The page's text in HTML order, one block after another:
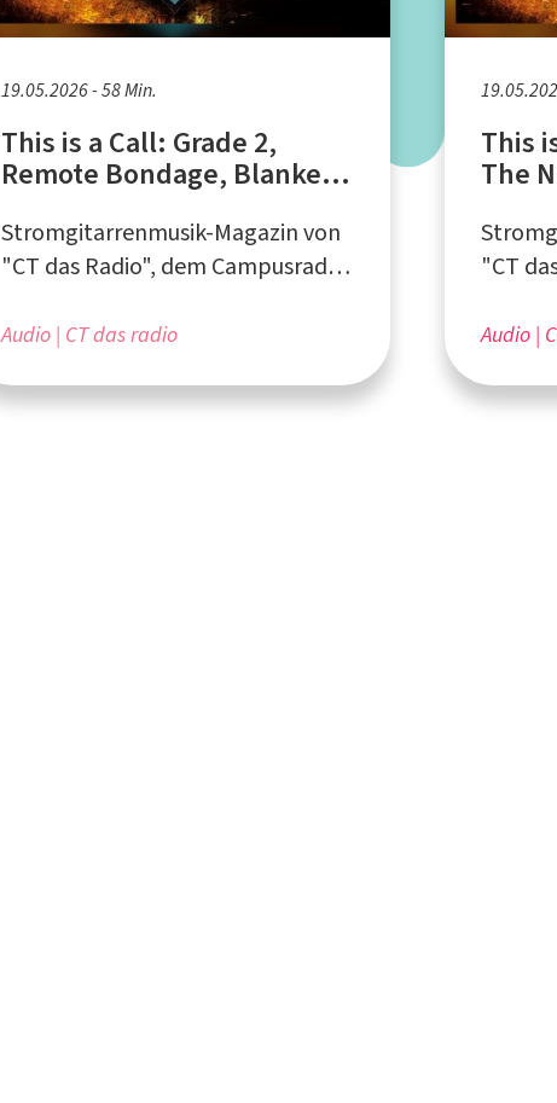
19.05.2026 - 58 Min.
This is a Call: Grade 2,
Remote Bondage, Blanke
Stromgitarrenmusik-Magazin von
"CT das Radio", dem Campusradio
Audio CT das radio
This
The
"CT
Audio